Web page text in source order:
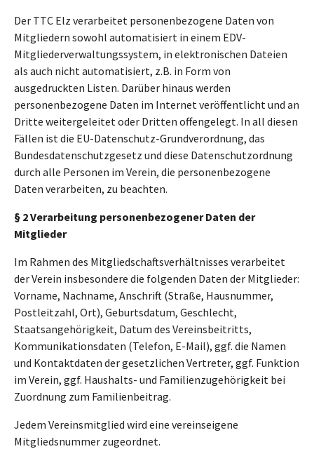
Der TTC Elz verarbeitet personenbezogene Daten von
Mitgliedern sowohl automatisiert in einem EDV-
Mitgliederverwaltungssystem, in elektronischen Dateien
als auch nicht automatisiert, z.B. in Form von
ausgedruckten Listen. Darüber hinaus werden
personenbezogene Daten im Internet veröffentlicht und an
Dritte weitergeleitet oder Dritten offengelegt. In all diesen
Fällen ist die EU-Datenschutz-Grundverordnung, das
Bundesdatenschutzgesetz und diese Datenschutzordnung
durch alle Personen im Verein, die personenbezogene
Daten verarbeiten, zu beachten.
§ 2 Verarbeitung personenbezogener Daten der
Mitglieder
Im Rahmen des Mitgliedschaftsverhältnisses verarbeitet
der Verein insbesondere die folgenden Daten der Mitglieder:
Vorname, Nachname, Anschrift (Straße, Hausnummer,
Postleitzahl, Ort), Geburtsdatum, Geschlecht,
Staatsangehörigkeit, Datum des Vereinsbeitritts,
Kommunikationsdaten (Telefon, E-Mail), ggf. die Namen
und Kontaktdaten der gesetzlichen Vertreter, ggf. Funktion
im Verein, ggf. Haushalts- und Familienzugehörigkeit bei
Zuordnung zum Familienbeitrag.
Jedem Vereinsmitglied wird eine vereinseigene
Mitgliedsnummer zugeordnet.